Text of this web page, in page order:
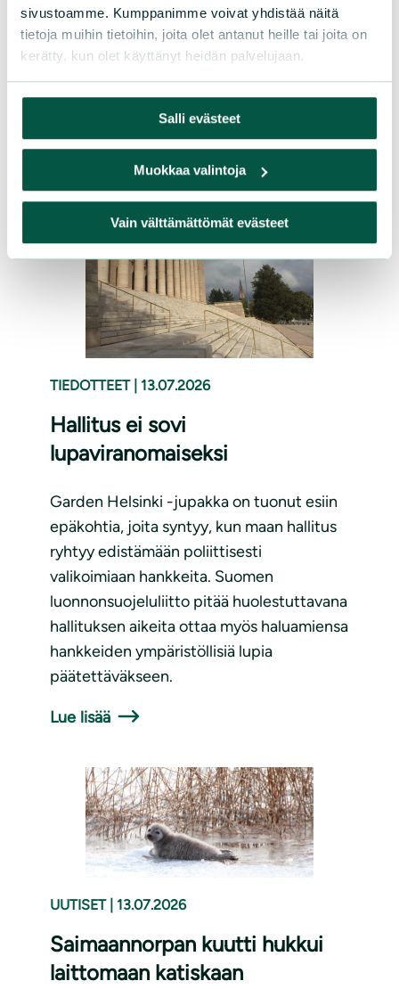
sivustoamme. Kumppanimme voivat yhdistää näitä
tietoja muihin tietoihin, joita olet antanut heille tai joita on
kerätty, kun olet käyttänyt heidän palvelujaan.
Salli evästeet
Muokkaa valintoja
Vain välttämättömät evästeet
lahjoittamalla Sarasuon
ennallistamistyöhön. Ennallistamisen
saaneet kaipaamaansa elintilaa.
Lue lisää
TIEDOTTEET 13.07.2026
Hallitus ei sovi
lupaviranomaiseksi
Garden Helsinki -jupakka on tuonut esiin
epäkohtia, joita syntyy, kun maan hallitus
ryhtyy edistämään poliittisesti
valikoimiaan hankkeita. Suomen
luonnonsuojeluliitto pitää huolestuttavana
hallituksen aikeita ottaa myös haluamiensa
hankkeiden ympäristöllisiä lupia
päätettäväkseen.
Lue lisää
UUTISET 13.07.2026
Saimaannorpan kuutti hukkui
laittomaan katiskaan